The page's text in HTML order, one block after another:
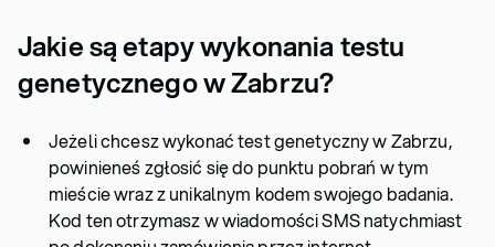
Jakie są etapy wykonania testu
genetycznego w Zabrzu?
Jeżeli chcesz wykonać test genetyczny w Zabrzu,
powinieneś zgłosić się do punktu pobrań w tym
mieście wraz z unikalnym kodem swojego badania.
Kod ten otrzymasz w wiadomości SMS natychmiast